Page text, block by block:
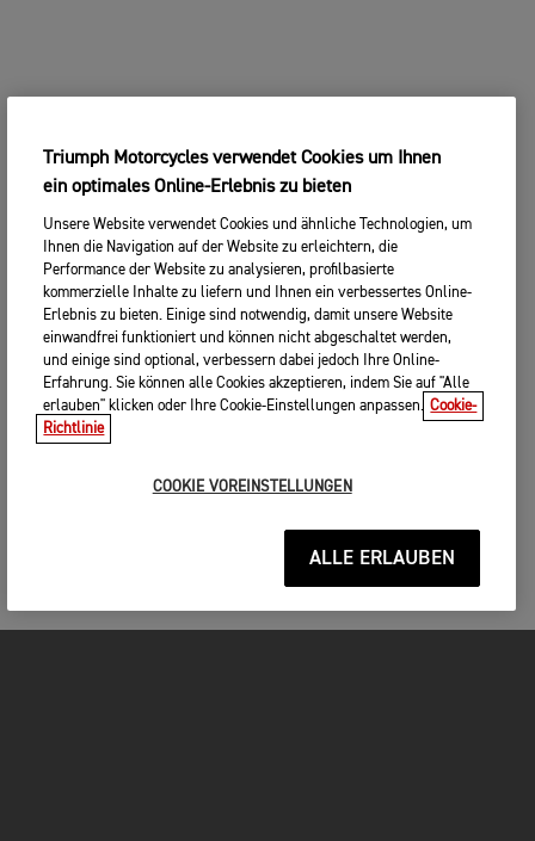
Triumph Motorcycles verwendet Cookies um Ihnen
ein optimales Online-Erlebnis zu bieten
Unsere Website verwendet Cookies und ähnliche Technologien, um
Ihnen die Navigation auf der Website zu erleichtern, die
Performance der Website zu analysieren, profilbasierte
kommerzielle Inhalte zu liefern und Ihnen ein verbessertes Online-
Erlebnis zu bieten. Einige sind notwendig, damit unsere Website
einwandfrei funktioniert und können nicht abgeschaltet werden,
und einige sind optional, verbessern dabei jedoch Ihre Online-
Erfahrung. Sie können alle Cookies akzeptieren, indem Sie auf "Alle
erlauben" klicken oder Ihre Cookie-Einstellungen anpassen. Cookie-
Richtlinie
COOKIE VOREINSTELLUNGEN
ALLE ERLAUBEN